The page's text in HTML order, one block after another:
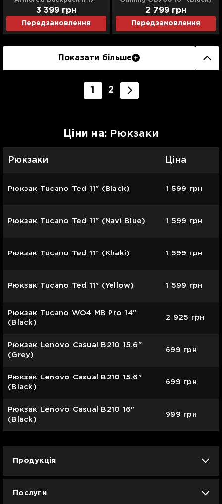
(Black)
Передзамовлення
3 399 грн
Передзамовлення
2 799 грн
Показати більше
1 2
Цiни на: Рюкзаки
Рюкзаки Ціна
Рюкзак Tucano Ted 11" (Black) 1 599 грн
Рюкзак Tucano Ted 11" (Navi Blue) 1 599 грн
Рюкзак Tucano Ted 11" (Khaki) 1 599 грн
Рюкзак Tucano Ted 11" (Yellow) 1 599 грн
Рюкзак Tucano WO4 MB Pro 14"
(Black)
2 925 грн
Рюкзак Lenovo Casual B210 15.6"
(Grey)
699 грн
Рюкзак Lenovo Casual B210 15.6"
(Black)
699 грн
Рюкзак Lenovo Casual B210 16"
(Black)
999 грн
Продукція
Послуги